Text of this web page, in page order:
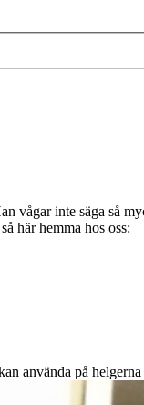
vågar inte säga så
här hemma hos oss:
använda på